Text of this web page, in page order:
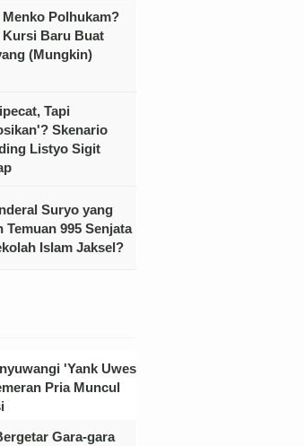
Menko Polhukam?
Kursi Baru Buat
(Mungkin)
Tapi
Skenario
Listyo Sigit
Suryo yang
Temuan 995 Senjata
Islam Jaksel?
'Yank Uwes
Pria Muncul
Gara-gara